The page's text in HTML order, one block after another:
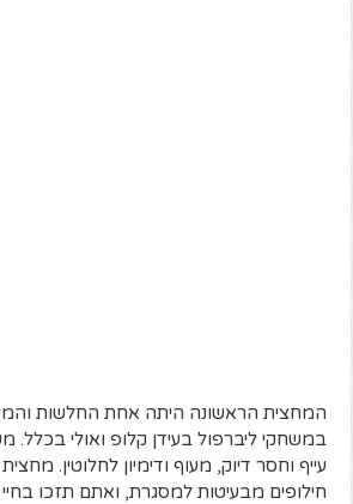
המחצית הראשונה היתה אחת החלשות
במשחקי ליברפול בעידן קלופ ואולי בכלל.
עייף וחסר דיוק, מעוף ודימיון לחלוטין.
חילופים מבעיטות למסגרת, ואתם תזכו